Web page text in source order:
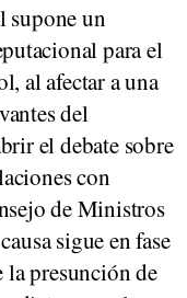
supone un
para el
al afectar a una
del
el debate sobre
con
de Ministros
sigue en fase
lapresunción de